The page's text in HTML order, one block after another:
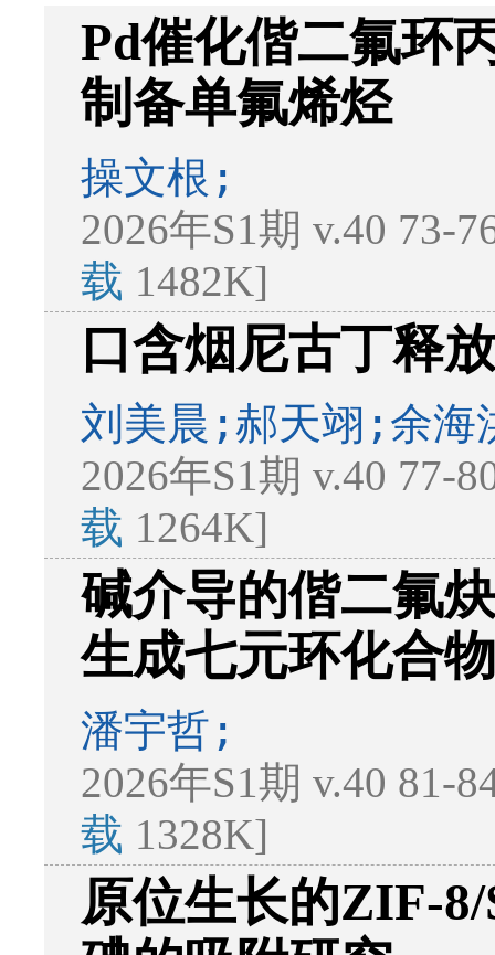
Pd催化偕二氟环
制备单氟烯烃
操文根;
2026年S1期 v.40 73-
载 1482K]
口含烟尼古丁释
刘美晨;郝天翊;余
2026年S1期 v.40 77-
载 1264K]
碱介导的偕二氟
生成七元环化合物
潘宇哲;
2026年S1期 v.40 81-
载 1328K]
原位生长的ZIF-